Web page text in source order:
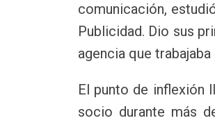
comunicación,
Publicidad. Dio sus
agencia que
El punto de inflexión
socio durante más